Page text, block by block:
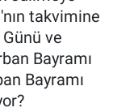
takvimine
ve
Bayramı
Bayramı